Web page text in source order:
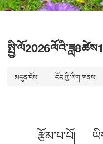
མདུན་ངོས། བོད་ཀྱི་རིག་གནས།
རྩོམ་པ་པོ།